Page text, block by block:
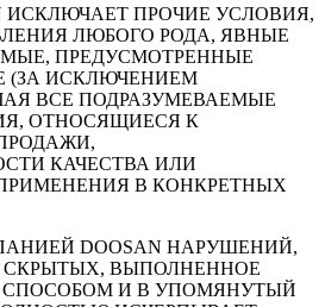
ИСКЛЮЧАЕТ ПРОЧИЕ УСЛОВИЯ,
ЛЮБОГО РОДА, ЯВНЫЕ
ПРЕДУСМОТРЕННЫЕ
(ЗА ИСКЛЮЧЕНИЕМ
ВСЕ ПОДРАЗУМЕВАЕМЫЕ
ОТНОСЯЩИЕСЯ К
КАЧЕСТВА ИЛИ
В КОНКРЕТНЫХ
DOOSAN НАРУШЕНИЙ,
СКРЫТЫХ, ВЫПОЛНЕННОЕ
И В УПОМЯНУТЫЙ